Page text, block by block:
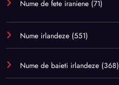
Nume de fete iraniene (71)
Nume irlandeze (551)
Nume de baieti irlandeze (368)